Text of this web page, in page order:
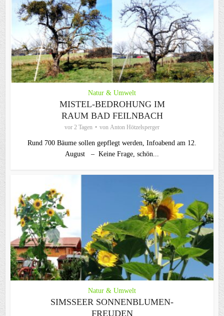
Natur & Umwelt
MISTEL-BEDROHUNG IM
RAUM BAD FEILNBACH
vor 2 Tagen von Anton Hötzelsperger
Rund 700 Bäume sollen gepflegt werden, Infoabend am 12.
August – Keine Frage, schön...
Natur & Umwelt
SIMSSEER SONNENBLUMEN-
FREUDEN